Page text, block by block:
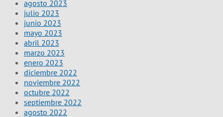
agosto 2023
julio 2023
junio 2023
mayo 2023
abril 2023
marzo 2023
enero 2023
diciembre 2022
noviembre 2022
octubre 2022
septiembre 2022
agosto 2022